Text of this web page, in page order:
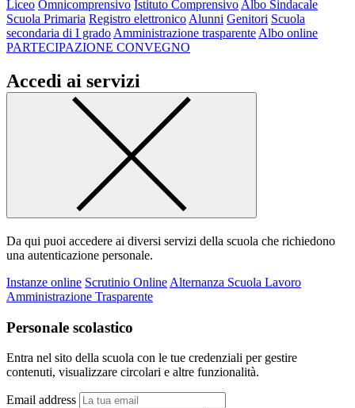
Liceo Omnicomprensivo Istituto Comprensivo Albo Sindacale
Scuola Primaria Registro elettronico Alunni Genitori Scuola
secondaria di I grado Amministrazione trasparente Albo online
PARTECIPAZIONE CONVEGNO
Accedi ai servizi
Da qui puoi accedere ai diversi servizi della scuola che richiedono
una autenticazione personale.
Instanze online Scrutinio Online Alternanza Scuola Lavoro
Amministrazione Trasparente
Personale scolastico
Entra nel sito della scuola con le tue credenziali per gestire
contenuti, visualizzare circolari e altre funzionalità.
Email address